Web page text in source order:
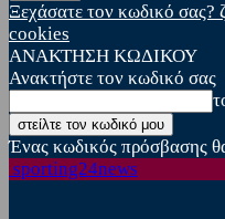
Ξεχάσατε τον κωδικό σας?
cookies
ΑΝΑΚΤΗΣΗ ΚΩΔΙΚΟΥ
Ανακτήστε τον κωδικό σας
Ένας κωδικός πρόσβασης
sporting24news